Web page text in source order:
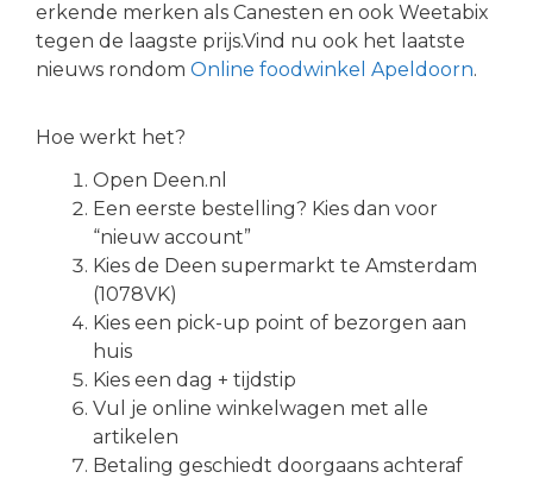
erkende merken als Canesten en ook Weetabix
tegen de laagste prijs.Vind nu ook het laatste
nieuws rondom Online foodwinkel Apeldoorn.
Hoe werkt het?
Open Deen.nl
Een eerste bestelling? Kies dan voor
“nieuw account”
Kies de Deen supermarkt te Amsterdam
(1078VK)
Kies een pick-up point of bezorgen aan
huis
Kies een dag + tijdstip
Vul je online winkelwagen met alle
artikelen
Betaling geschiedt doorgaans achteraf